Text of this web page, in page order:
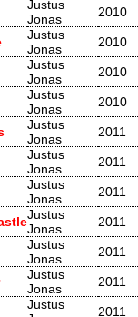
Justus
Jonas
2010
Justus
Jonas
2010
Justus
Jonas
2010
Justus
Jonas
2010
Justus
Jonas
2011
Justus
Jonas
2011
Justus
Jonas
2011
Justus
Jonas
2011
Justus
Jonas
2011
Justus
Jonas
2011
Justus
2011